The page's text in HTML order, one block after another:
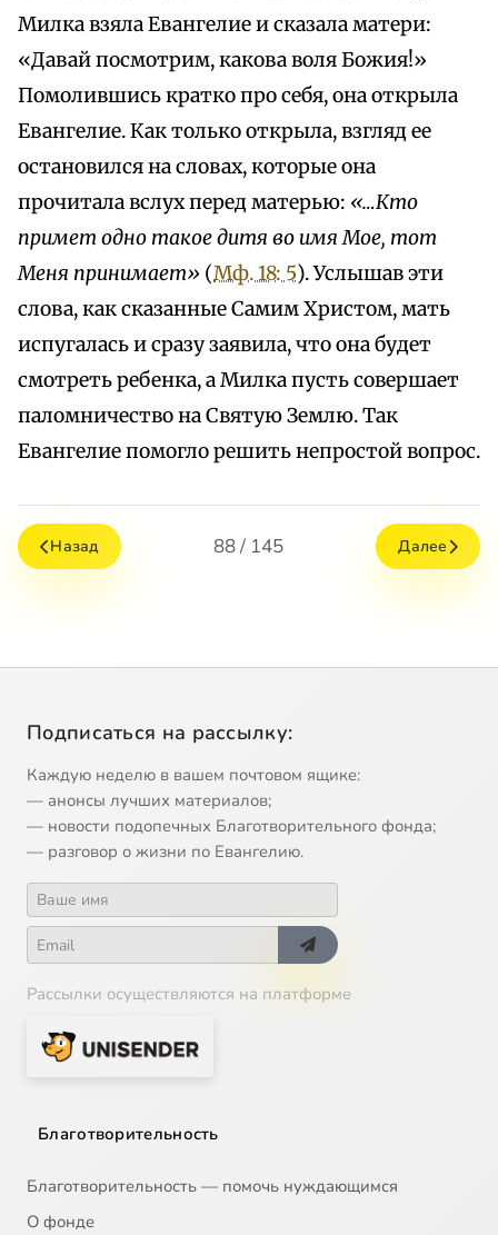
Милка взяла Евангелие и сказала матери:
«Давай посмотрим, какова воля Божия!»
Помолившись кратко про себя, она открыла
Евангелие. Как только открыла, взгляд ее
остановился на словах, которые она
прочитала вслух перед матерью: «…Кто
примет одно такое дитя во имя Мое, тот
Меня принимает» (Мф. 18: 5). Услышав эти
слова, как сказанные Самим Христом, мать
испугалась и сразу заявила, что она будет
смотреть ребенка, а Милка пусть совершает
паломничество на Святую Землю. Так
Евангелие помогло решить непростой вопрос.
Назад 88 / 145 Далее
Подписаться на рассылку:
Каждую неделю в вашем почтовом ящике:
— анонсы лучших материалов;
— новости подопечных Благотворительного фонда;
— разговор о жизни по Евангелию.
Рассылки осуществляются на платформе
Благотворительность
Благотворительность — помочь нуждающимся
О фонде